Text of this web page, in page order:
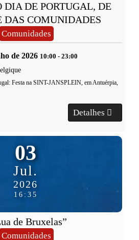
DIA DE PORTUGAL, DE
DAS COMUNIDADES
Comunidades
de 2026 10:00 - 23:00
Festa na SINT-JANSPLEIN, em Antuérpia,
Detalhes
03
Jul.
2026
16:35
de Bruxelas”
Comunidades